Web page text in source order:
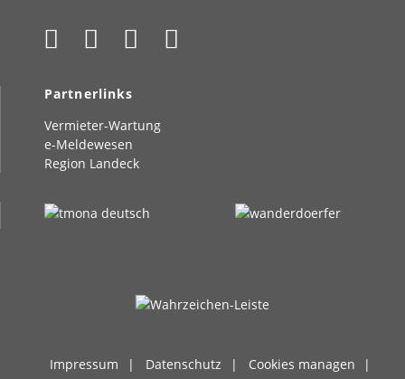
Partnerlinks
Vermieter-Wartung
e-Meldewesen
Region Landeck
Impressum Datenschutz
Cookies managen